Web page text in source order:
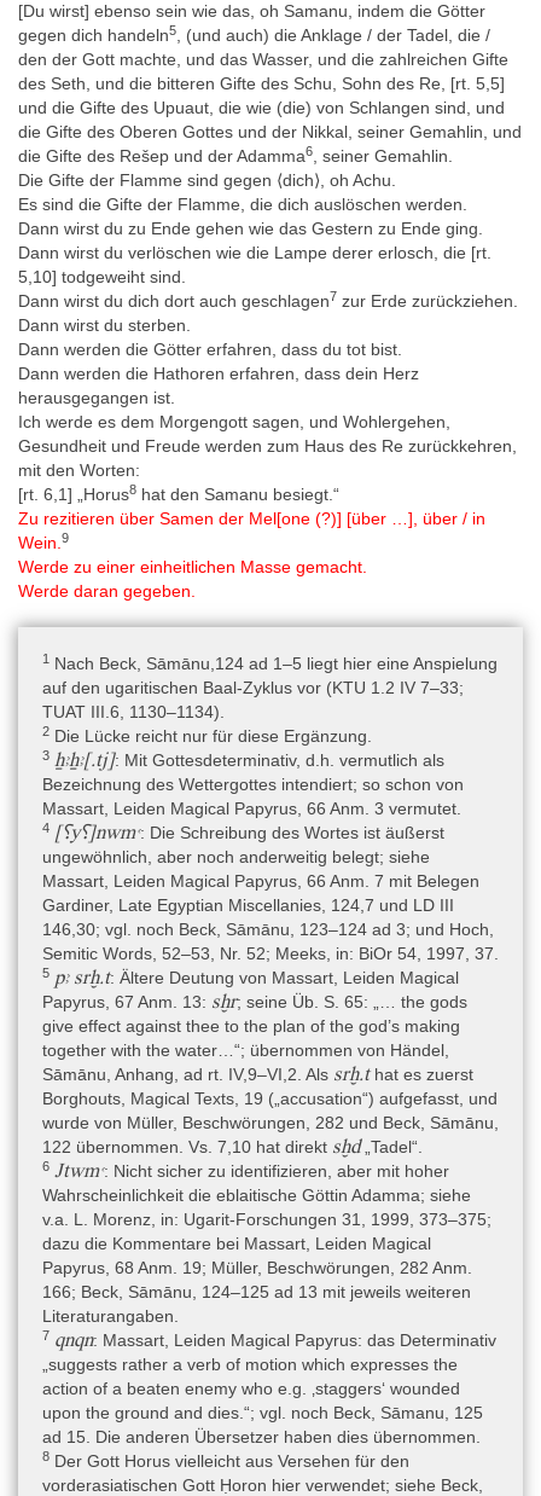
Oudheden te Leiden 72, 1992, 7–14.
- Raven 2012: M. J. Raven, Egyptian Magic. The Quest for
Thoth’s Book of Secrets (Kairo/New York 2012), 78–83.
- Westendorf 1999: W. Westendorf, Handbuch der altägyptischen
Medizin, Handbuch der Orientalistik I 36,1 (Leiden/Boston/Köln
1999), 66–68.
Eine vollständige Bibliographie finden Sie
hier
Online-Ressourcen
Rijksmuseum van Oudheden, Papyrus Leiden I 343 + I 345 1
Rijksmuseum van Oudheden, Papyrus Leiden I 343 + I 345 2
Rijksmuseum van Oudheden, Papyrus Leiden I 343 + I 345 3
Rijksmuseum van Oudheden, Papyrus Leiden I 343 + I 345 4
Rijksmuseum van Oudheden, Papyrus Leiden I 343 + I 345 5
Rijksmuseum van Oudheden, Papyrus Leiden I 343 + I 345 6
Rijksmuseum van Oudheden, Papyrus Leiden I 343 + I 345 7
Rijksmuseum van Oudheden, Papyrus Leiden I 343 + I 345 8
Autoren
[Du wirst] ebenso sein wie das, oh Samanu, indem die Götter
gegen dich handeln5
, (und auch) die Anklage / der Tadel, die /
den der Gott machte, und das Wasser, und die zahlreichen Gifte
des Seth, und die bitteren Gifte des Schu, Sohn des Re, [rt. 5,5]
und die Gifte des Upuaut, die wie (die) von Schlangen sind, und
die Gifte des Oberen Gottes und der Nikkal, seiner Gemahlin, und
die Gifte des Rešep und der Adamma6
, seiner Gemahlin.
Die Gifte der Flamme sind gegen ⟨dich⟩, oh Achu.
Es sind die Gifte der Flamme, die dich auslöschen werden.
Dann wirst du zu Ende gehen wie das Gestern zu Ende ging.
Dann wirst du verlöschen wie die Lampe derer erlosch, die [rt.
5,10] todgeweiht sind.
Dann wirst du dich dort auch geschlagen7 zur Erde zurückziehen.
Dann wirst du sterben.
Dann werden die Götter erfahren, dass du tot bist.
Dann werden die Hathoren erfahren, dass dein Herz
herausgegangen ist.
Ich werde es dem Morgengott sagen, und Wohlergehen,
Gesundheit und Freude werden zum Haus des Re zurückkehren,
mit den Worten:
[rt. 6,1] „Horus8 hat den Samanu besiegt.“
Zu rezitieren über Samen der Mel[one (?)] [über …], über / in
Wein. 9
Werde zu einer einheitlichen Masse gemacht.
Werde daran gegeben.
1 Nach Beck, Sāmānu,124 ad 1–5 liegt hier eine Anspielung
auf den ugaritischen Baal-Zyklus vor (KTU 1.2 IV 7–33;
TUAT III.6, 1130–1134).
2 Die Lücke reicht nur für diese Ergänzung.
3 ẖꜣẖꜣ[.tj]: Mit Gottesdeterminativ, d.h. vermutlich als
Bezeichnung des Wettergottes intendiert; so schon von
Massart, Leiden Magical Papyrus, 66 Anm. 3 vermutet.
4 [⸮y⸮]nwmꜥ: Die Schreibung des Wortes ist äußerst
ungewöhnlich, aber noch anderweitig belegt; siehe
Massart, Leiden Magical Papyrus, 66 Anm. 7 mit Belegen
Gardiner, Late Egyptian Miscellanies, 124,7 und LD III
146,30; vgl. noch Beck, Sāmānu, 123–124 ad 3; und Hoch,
Semitic Words, 52–53, Nr. 52; Meeks, in: BiOr 54, 1997, 37.
5 pꜣ srḫ.t: Ältere Deutung von Massart, Leiden Magical
Papyrus, 67 Anm. 13: sḫr; seine Üb. S. 65: „… the gods
give effect against thee to the plan of the god’s making
together with the water…“; übernommen von Händel,
Sāmānu, Anhang, ad rt. IV,9–VI,2. Als srḫ.that es zuerst
Borghouts, Magical Texts, 19 („accusation“) aufgefasst, und
wurde von Müller, Beschwörungen, 282 und Beck, Sāmānu,
122 übernommen. Vs. 7,10 hat direkt sḫd„Tadel“.
6 Jtwmꜥ: Nicht sicher zu identifizieren, aber mit hoher
Wahrscheinlichkeit die eblaitische Göttin Adamma; siehe
v.a. L. Morenz, in: Ugarit-Forschungen 31, 1999, 373–375;
dazu die Kommentare bei Massart, Leiden Magical
Papyrus, 68 Anm. 19; Müller, Beschwörungen, 282 Anm.
166; Beck, Sāmānu, 124–125 ad 13 mit jeweils weiteren
Literaturangaben.
7 qnqn: Massart, Leiden Magical Papyrus: das Determinativ
„suggests rather a verb of motion which expresses the
action of a beaten enemy who e.g. ‚staggers‘ wounded
upon the ground and dies.“; vgl. noch Beck, Sāmanu, 125
ad 15. Die anderen Übersetzer haben dies übernommen.
8 Der Gott Horus vielleicht aus Versehen für den
vorderasiatischen Gott Ḥoron hier verwendet; siehe Beck,